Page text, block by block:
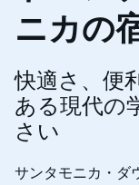
ニカの
快適さ、便
ある現代の
さい
サンタモニカ・ダ